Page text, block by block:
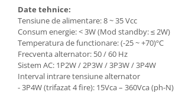
Tunuri de aer cald cu ardere
directa
Tunuri de aer cald cu ardere
indirecta
Incalzitoare universale cu ulei
Date tehnice:
Tensiune de alimentare: 8 ~ 35 Vcc
Consum energie: < 3W (Mod standby: ≤ 2W)
Temperatura de functionare: (-25 ~ +70)ºC
Frecventa alternator: 50 / 60 Hz
Sistem AC: 1P2W / 2P3W / 3P3W / 3P4W
Interval intrare tensiune alternator
- 3P4W (trifazat 4 fire): 15Vca – 360Vca (ph-N)